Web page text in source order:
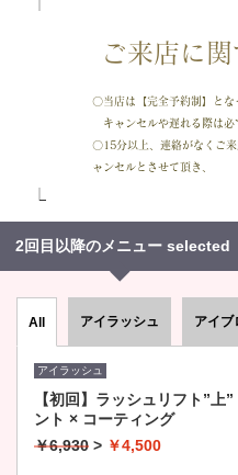
2回目以降のメニュー selected
All アイラッシュ アイブ
アイラッシュ
【初回】ラッシュリフト”上
ント × コーティング
￥6,930 > ￥4,500